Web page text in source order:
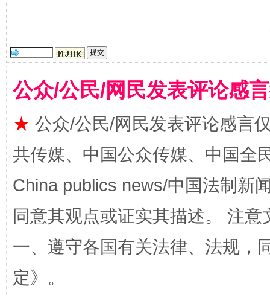
扯下公款旅游的“隐身衣” 如何以
公众/公民/网民发表评论感
★ 公众/公民/网民发表评论感言
共传媒、中国公众传媒、中国全
China publics news/中国法制新
同意其观点或证实其描述。 注
一、遵守各国有关法律、法规，
定》。